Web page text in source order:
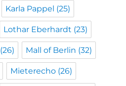
Karla Pappel (25)
Lothar Eberhardt (23)
(26) Mall of Berlin (32)
Mieterecho (26)